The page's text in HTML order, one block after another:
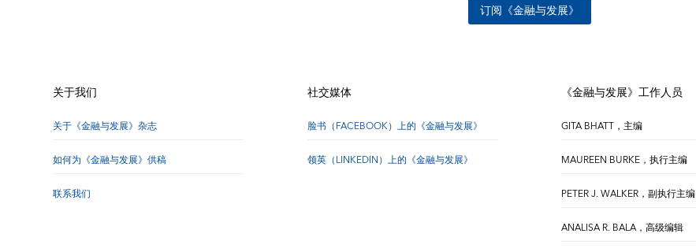
订阅《金融与发展》
关于我们
关于《金融与发展》杂志
如何为《金融与发展》供稿
联系我们
社交媒体
脸书（FACEBOOK）上的《金融与发展》
领英（LINKEDIN）上的《金融与发展》
《金融与发展》工作人员
GITA BHATT，主编
MAUREEN BURKE，执行主编
PETER J. WALKER，副执行主编
ANALISA R. BALA，高级编辑